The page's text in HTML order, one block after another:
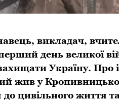
викладач,
день великої
Україну. Про
жив у
цивільного життя